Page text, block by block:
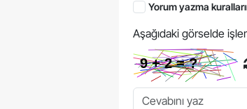
Yorum yazma
Aşağıdaki görselde